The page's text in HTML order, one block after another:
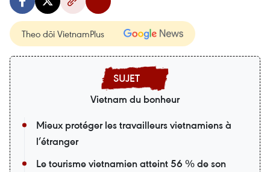
Theo dõi VietnamPlus
Vietnam du bonheur
Mieux protéger les travailleurs vietnamiens à
l’étranger
Le tourisme vietnamien atteint 56 % de son